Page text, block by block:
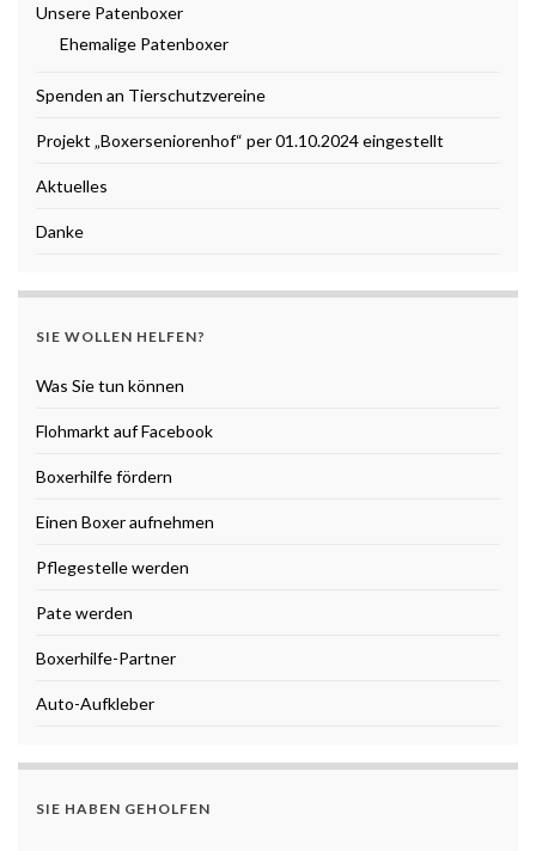
Unsere Patenboxer
Ehemalige Patenboxer
Spenden an Tierschutzvereine
Projekt „Boxerseniorenhof“ per 01.10.2024 eingestellt
Aktuelles
Danke
SIE WOLLEN HELFEN?
Was Sie tun können
Flohmarkt auf Facebook
Boxerhilfe fördern
Einen Boxer aufnehmen
Pflegestelle werden
Pate werden
Boxerhilfe-Partner
Auto-Aufkleber
SIE HABEN GEHOLFEN